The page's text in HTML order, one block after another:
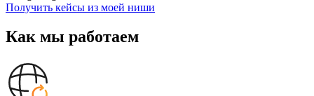
Получить кейсы из моей ниши
Как мы работаем